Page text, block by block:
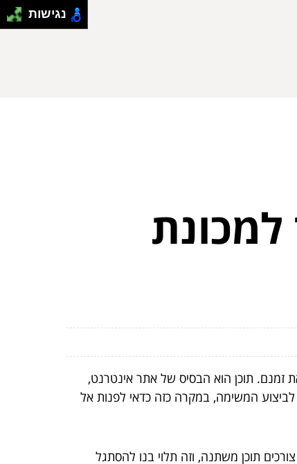
זמנם. תוכן הוא הבסיס של אתר אינטרנט,
לביצוע המשימה, במקרה כזה כדאי לפנות אל
תוכן משתנה, וזה תלוי בנו להסתגל
נגישות